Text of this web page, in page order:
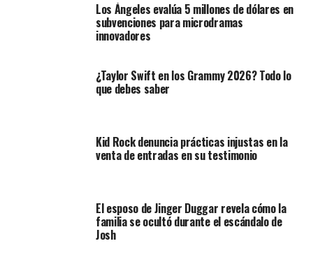
Los Ángeles evalúa 5 millones de dólares en
subvenciones para microdramas
innovadores
¿Taylor Swift en los Grammy 2026? Todo lo
que debes saber
Kid Rock denuncia prácticas injustas en la
venta de entradas en su testimonio
El esposo de Jinger Duggar revela cómo la
familia se ocultó durante el escándalo de
Josh